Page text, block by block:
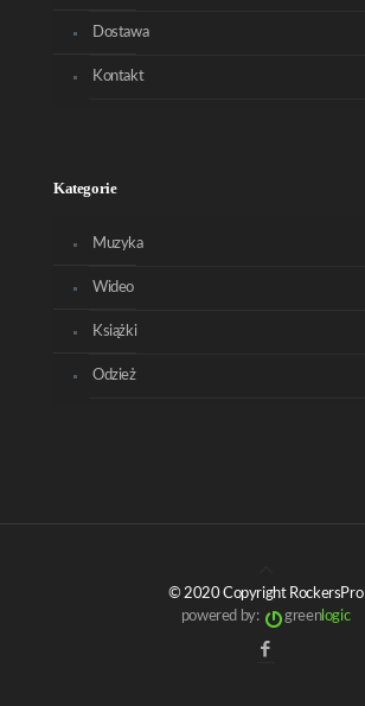
Dostawa
Kontakt
Kategorie
Muzyka
Wideo
Książki
Odzież
© 2020 Copyright RockersPro
powered by:
greenlogic